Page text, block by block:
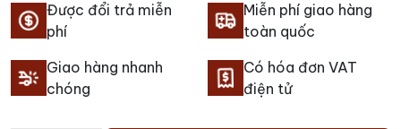
Được đổi trả miễn
phí
Miễn phí giao hàng
toàn quốc
Giao hàng nhanh
chóng
Có hóa đơn VAT
điện tử